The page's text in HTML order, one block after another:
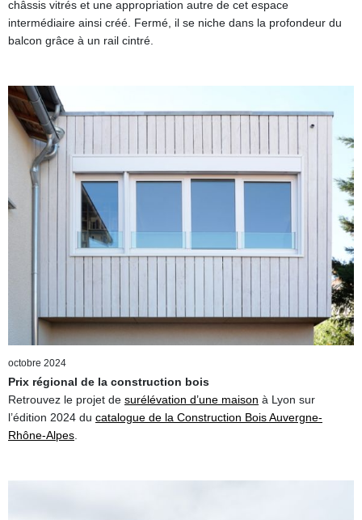
châssis vitrés et une appropriation autre de cet espace
intermédiaire ainsi créé. Fermé, il se niche dans la profondeur du
balcon grâce à un rail cintré.
octobre 2024
Prix régional de la construction bois
Retrouvez le projet de surélévation d’une maison à Lyon sur
l’édition 2024 du catalogue de la Construction Bois Auvergne-
Rhône-Alpes